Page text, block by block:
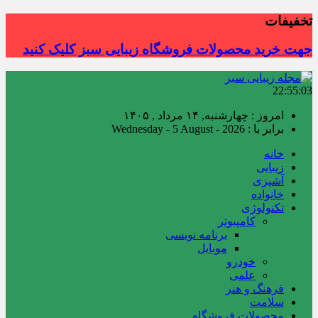
تخفیفات
جهت خرید محصولات فروشگاه زیبایی سبز کلیک کنید
22:55:04
امروز : چهارشنبه, ۱۴ مرداد , ۱۴۰۵
برابر با : Wednesday - 5 August - 2026
خانه
زیبایی
آشپزی
خانواده
تکنولوژی
کامپیوتر
برنامه نویسی
موبایل
خودرو
علمی
فرهنگ و هنر
سلامت